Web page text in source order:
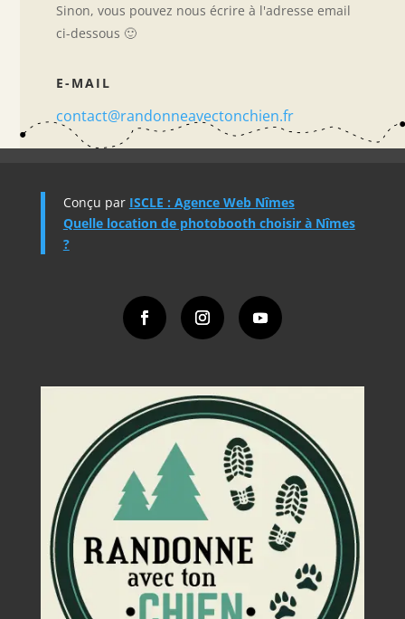
Sinon, vous pouvez nous écrire à l'adresse email
ci-dessous 🙂
E-MAIL
contact@randonneavectonchien.fr
Conçu par ISCLE : Agence Web Nîmes
Quelle location de photobooth choisir à Nîmes
?